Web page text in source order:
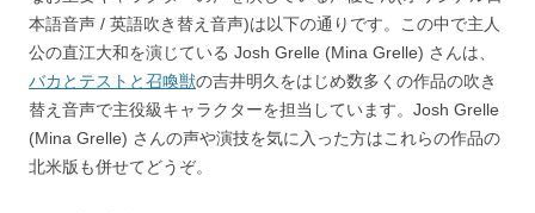
本語音声 / 英語吹き替え音声)は以下の通りです。この中で主人
公の直江大和を演じている Josh Grelle (Mina Grelle) さんは、
バカとテストと召喚獣の吉井明久をはじめ数多くの作品の吹き
替え音声で主役級キャラクターを担当しています。Josh Grelle
(Mina Grelle) さんの声や演技を気に入った方はこれらの作品の
北米版も併せてどうぞ。